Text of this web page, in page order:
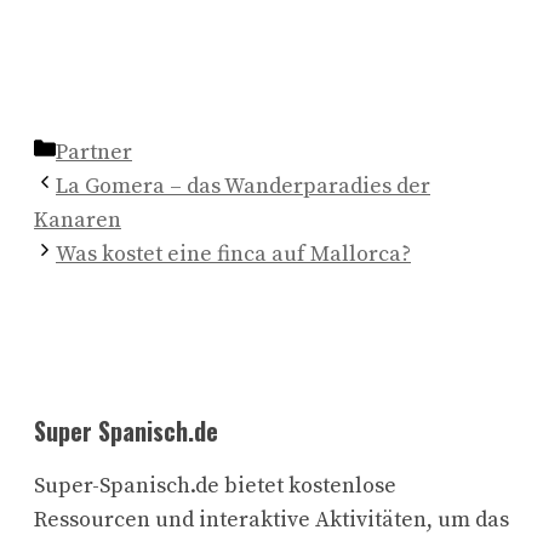
Kategorien
Partner
La Gomera – das Wanderparadies der
Kanaren
Was kostet eine finca auf Mallorca?
Super Spanisch.de
Super-Spanisch.de bietet kostenlose
Ressourcen und interaktive Aktivitäten, um das